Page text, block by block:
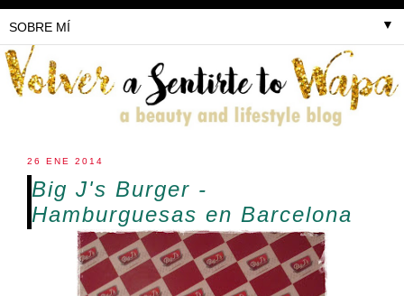
▼
26 ENE 2014
Big J's Burger -
Hamburguesas en Barcelona